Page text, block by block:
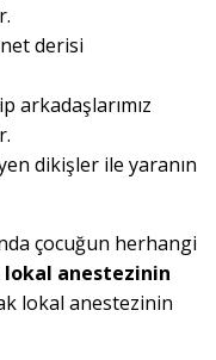
derisi
arkadaşlarımız
dikişler ile yaranın
çocuğun herhangi
lokal anestezinin
lokal anestezinin